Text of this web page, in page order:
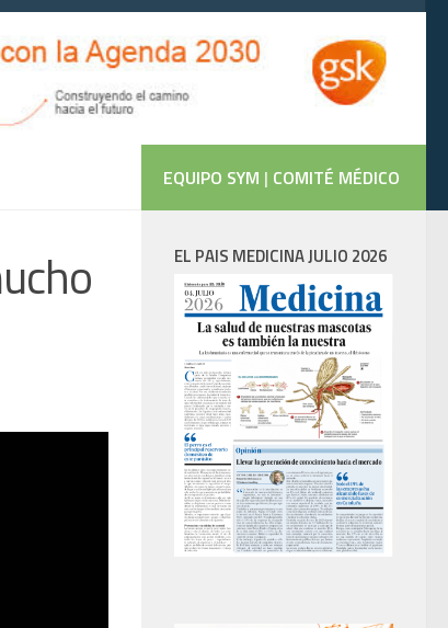
EQUIPO SYM | COMITÉ MÉDICO
EL PAIS MEDICINA JULIO 2026